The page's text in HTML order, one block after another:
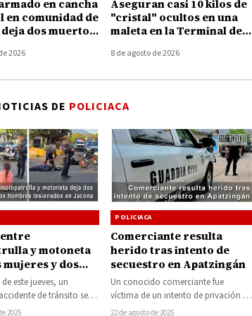
en cancha
en comunidad de
dos muertos
2026
Aseguran casi 10 kilos de
"cristal" ocultos en una
maleta en la Terminal de
8 de agosto de 2026
DE POLICIACA
y motoneta
mujeres y dos
lesionados en
este jueves, un
de tránsito se
calle Morelos, de la…
2025
POLICIACA
Comerciante resulta
herido tras intento de
secuestro en Apatzingán
Un conocido comerciante fue
víctima de un intento de privación de
la libertad en la colonia
22 de agosto de 2025